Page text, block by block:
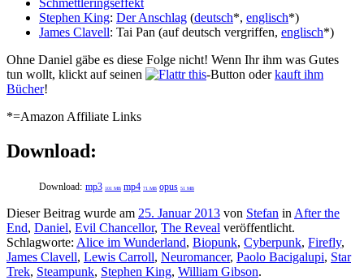
Schmettleringseffekt
Stephen King: Der Anschlag (deutsch*, englisch*)
James Clavell: Tai Pan (auf deutsch vergriffen, englisch*)
Ohne Daniel gäbe es diese Folge nicht! Wenn Ihr ihm was Gutes
tun wollt, klickt auf seinen
-Button oderkauft ihm
Bücher!
*=Amazon Affiliate Links
Download:
Download: mp3 101 MB mp4 71 MB opus 51 MB
Dieser Beitrag wurde am 25. Januar 2013 von Stefan in After the
End, Daniel, Evil Chancellor, The Reveal veröffentlicht.
Schlagworte: Alice im Wunderland, Biopunk, Cyberpunk, Firefly,
James Clavell, Lewis Carroll, Neuromancer, Paolo Bacigalupi, Star
Trek, Steampunk, Stephen King, William Gibson.